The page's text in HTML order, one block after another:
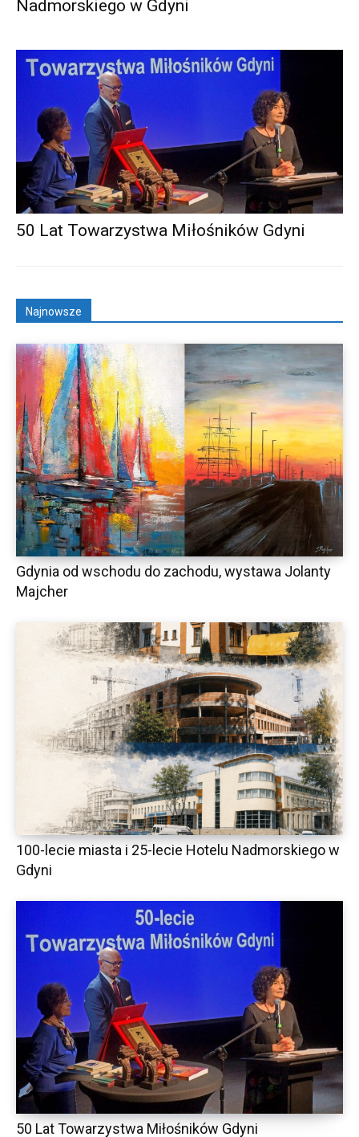
Nadmorskiego w Gdyni
50 Lat Towarzystwa Miłośników Gdyni
Najnowsze
Gdynia od wschodu do zachodu, wystawa Jolanty
Majcher
100-lecie miasta i 25-lecie Hotelu Nadmorskiego w
Gdyni
50 Lat Towarzystwa Miłośników Gdyni